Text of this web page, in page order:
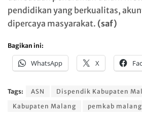
pendidikan yang berkualitas,
dipercaya masyarakat. (saf)
Bagikan ini:
WhatsApp X
Tags: ASN Dispendik Kabupaten
Kabupaten Malang
pemkab malang